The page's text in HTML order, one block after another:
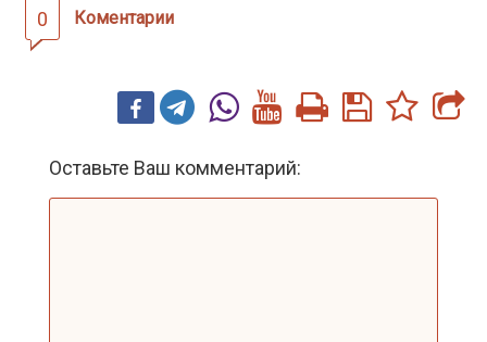
0 Коментарии
Оставьте Ваш комментарий: